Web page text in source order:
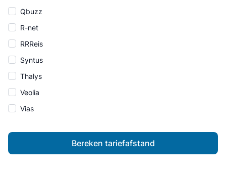
Qbuzz
R-net
RRReis
Syntus
Thalys
Veolia
Vias
Bereken tariefafstand